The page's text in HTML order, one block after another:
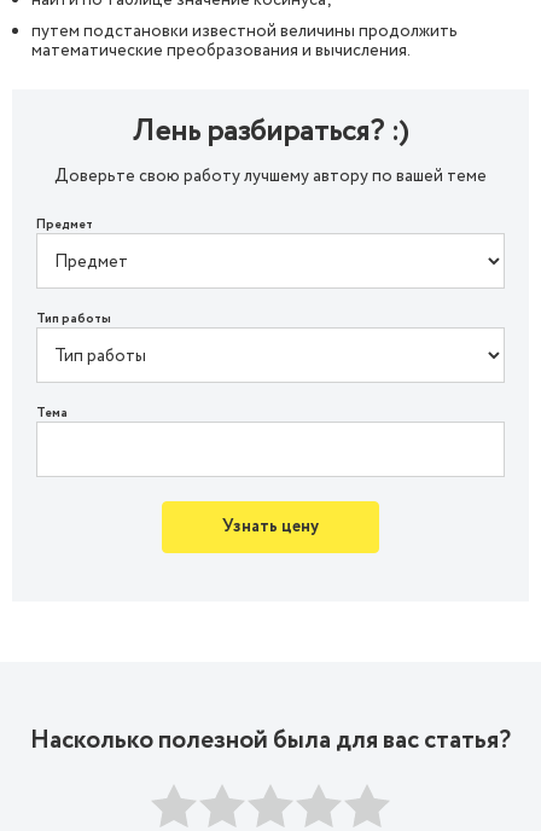
путем подстановки известной величины продолжить
математические преобразования и вычисления.
Лень разбираться? :)
Доверьте свою работу лучшему автору по вашей теме
Предмет
Тип работы
Тема
Узнать цену
Насколько полезной была для вас статья?